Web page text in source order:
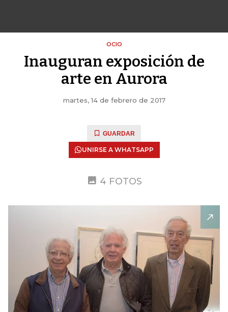
OCIO
Inauguran exposición de
arte en Aurora
martes, 14 de febrero de 2017
GUARDAR
UNIRSE A WHATSAPP
4 FOTOS